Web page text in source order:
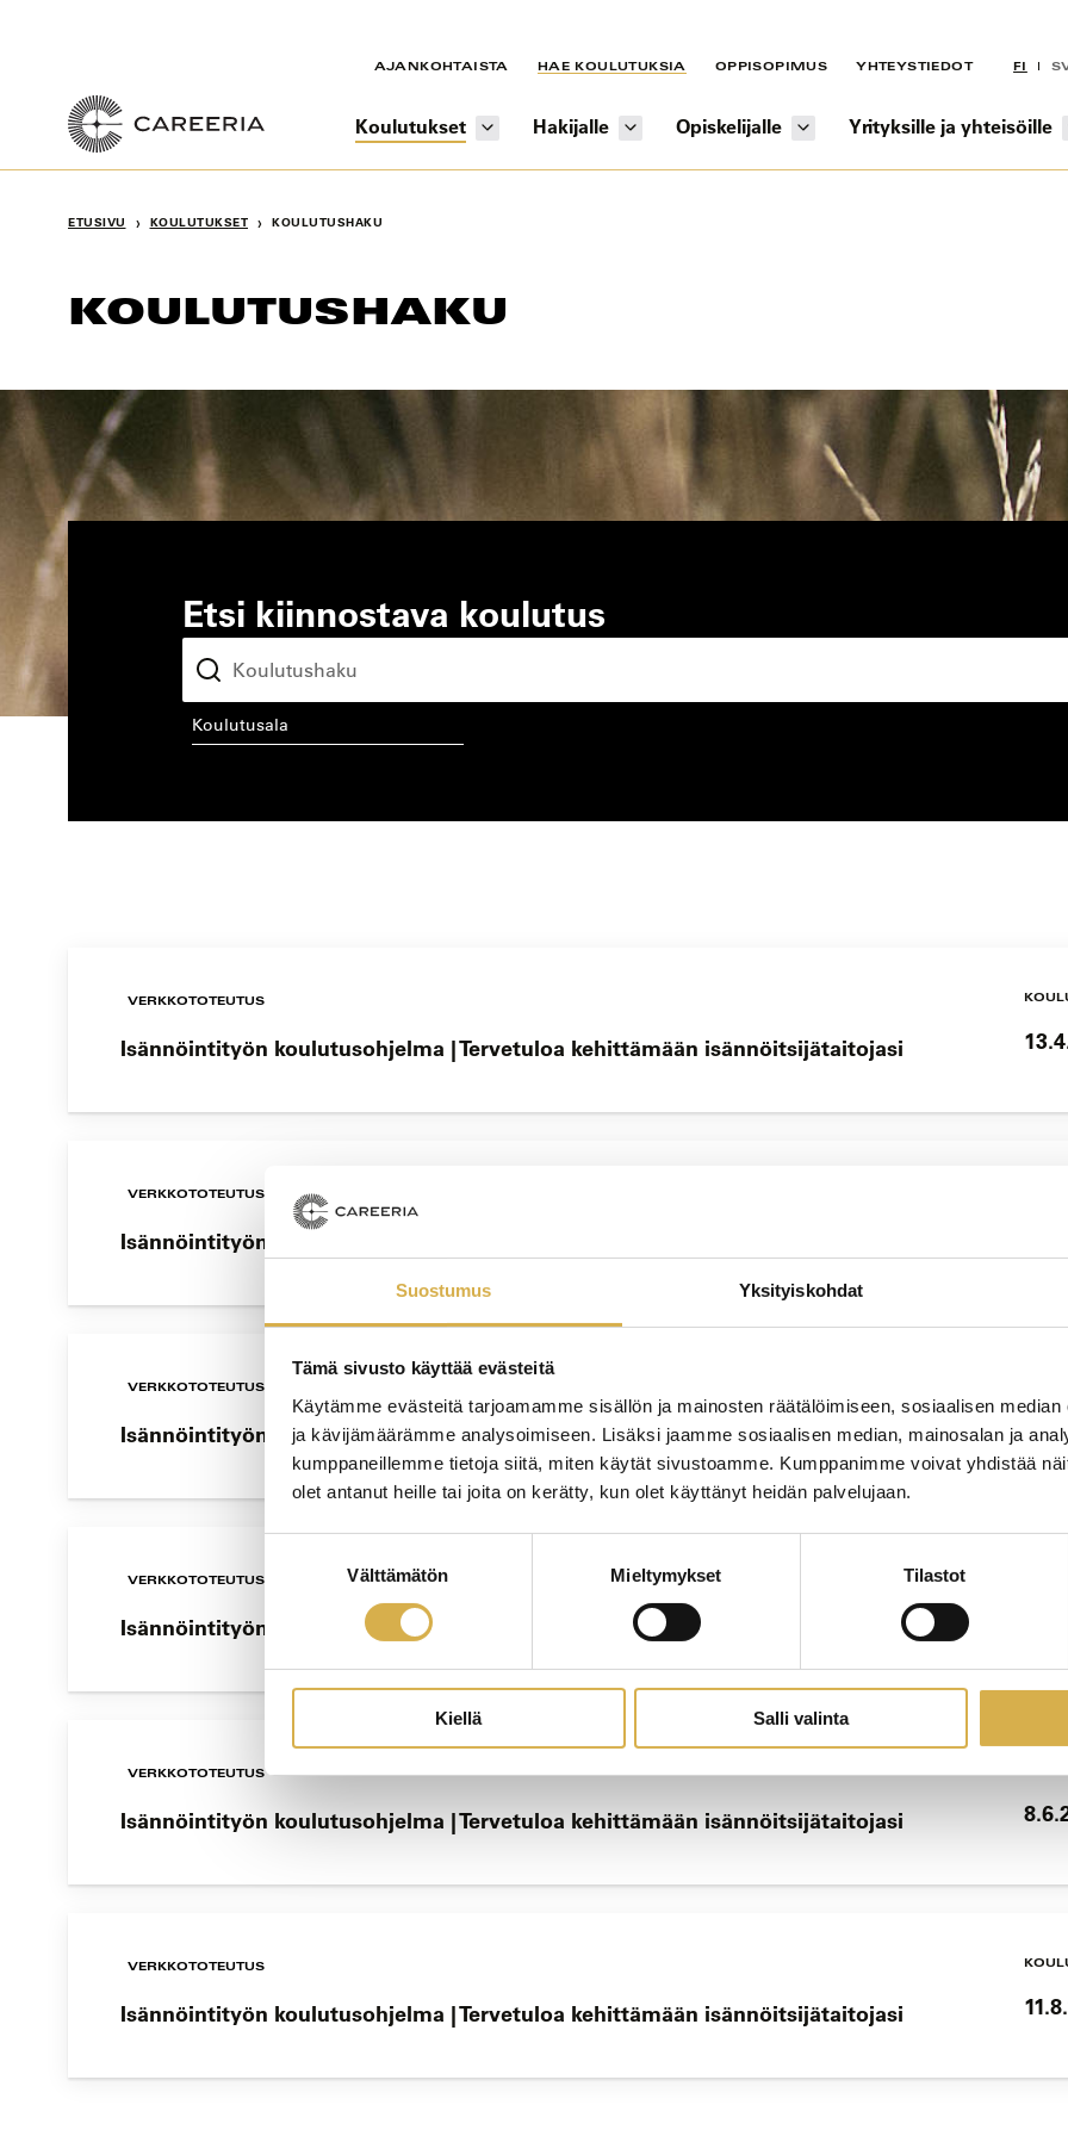
Suostumus Yksityiskohdat
Tämä sivusto käyttää evästeitä
Käytämme evästeitä tarjoamamme sisällön ja mainosten räätälöimiseen, sosiaalisen
ja kävijämäärämme analysoimiseen. Lisäksi jaamme sosiaalisen median, mainosalan ja
kumppaneillemme tietoja siitä, miten käytät sivustoamme. Kumppanimme voivat yhdistää
olet antanut heille tai joita on kerätty, kun olet käyttänyt heidän palvelujaan.
valinta
Välttämätön Mieltymykset Tilastot
Kiellä Salli valinta
AJANKOHTAISTA HAE KOULUTUKSIA OPPISOPIMUS YHTEYSTIEDOT FI
Koulutukset Hakijalle Opiskelijalle Yrityksille ja yhteisöille
ETUSIVU › KOULUTUKSET › KOULUTUSHAKU
KOULUTUSHAKU
Etsi kiinnostava koulutus
koulutusala
VERKKOTOTEUTUS
Isännöintityön koulutusohjelma | Tervetuloa kehittämään isännöitsijätaitojasi
VERKKOTOTEUTUS
Isännöintityön koulutusohjelma | Tervetuloa kehittämään isännöitsijätaitojasi
VERKKOTOTEUTUS
Isännöintityön koulutusohjelma | Tervetuloa kehittämään isännöitsijätaitojasi
VERKKOTOTEUTUS
Isännöintityön koulutusohjelma | Tervetuloa kehittämään isännöitsijätaitojasi
VERKKOTOTEUTUS
Isännöintityön koulutusohjelma | Tervetuloa kehittämään isännöitsijätaitojasi
VERKKOTOTEUTUS
Isännöintityön koulutusohjelma | Tervetuloa kehittämään isännöitsijätaitojasi